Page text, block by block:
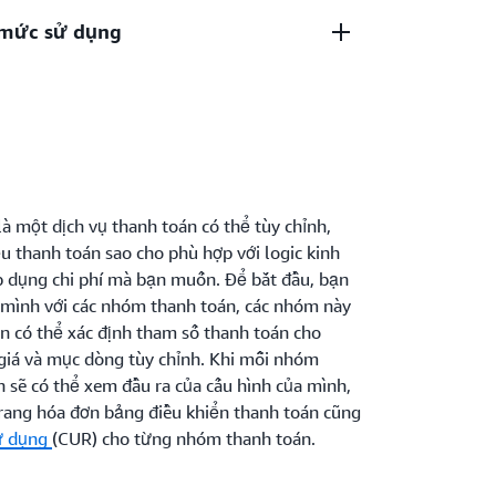
dụng tùy chỉnh, áp dụng cho kỳ thanh
sử dụng
một dịch vụ thanh toán có thể tùy chỉnh,
thanh toán sao cho phù hợp với logic kinh
chi phí mà bạn muốn. Để bắt đầu, bạn
với các nhóm thanh toán, các nhóm này
có thể xác định tham số thanh toán cho
và mục dòng tùy chỉnh. Khi mỗi nhóm
có thể xem đầu ra của cấu hình của mình,
hóa đơn bảng điều khiển thanh toán cũng
dụng (CUR) cho từng nhóm thanh toán.